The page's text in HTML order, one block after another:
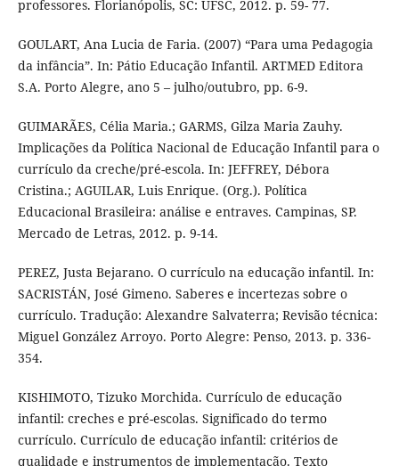
professores. Florianópolis, SC: UFSC, 2012. p. 59- 77.
GOULART, Ana Lucia de Faria. (2007) “Para uma Pedagogia
da infância”. In: Pátio Educação Infantil. ARTMED Editora
S.A. Porto Alegre, ano 5 – julho/outubro, pp. 6-9.
GUIMARÃES, Célia Maria.; GARMS, Gilza Maria Zauhy.
Implicações da Política Nacional de Educação Infantil para o
currículo da creche/pré-escola. In: JEFFREY, Débora
Cristina.; AGUILAR, Luis Enrique. (Org.). Política
Educacional Brasileira: análise e entraves. Campinas, SP.
Mercado de Letras, 2012. p. 9-14.
PEREZ, Justa Bejarano. O currículo na educação infantil. In:
SACRISTÁN, José Gimeno. Saberes e incertezas sobre o
currículo. Tradução: Alexandre Salvaterra; Revisão técnica:
Miguel González Arroyo. Porto Alegre: Penso, 2013. p. 336-
354.
KISHIMOTO, Tizuko Morchida. Currículo de educação
infantil: creches e pré-escolas. Significado do termo
currículo. Currículo de educação infantil: critérios de
qualidade e instrumentos de implementação. Texto